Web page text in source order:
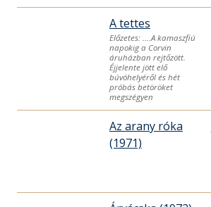
A tettes
Előzetes: ….A kamaszfiú
napokig a Corvin
áruházban rejtőzött.
Éjjelente jött elő
búvóhelyéről és hét
próbás betöröket
megszégyen
Az arany róka
(1971)